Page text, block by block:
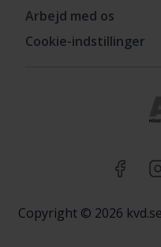
Arbejd med os
Cookie-indstillinger
Copyright © 2026